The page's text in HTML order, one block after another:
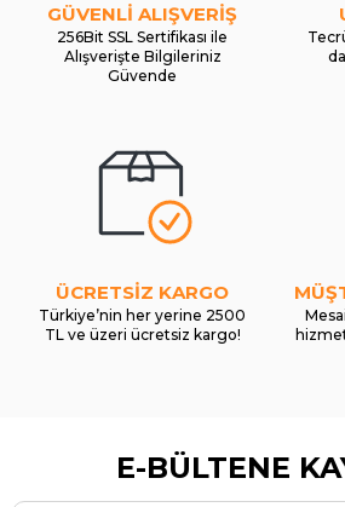
GÜVENLİ ALIŞVERİŞ
256Bit SSL Sertifikası ile
Alışverişte Bilgileriniz
Güvende
ÜCRETSİZ KARGO
Türkiye’nin her yerine 2500
TL ve üzeri ücretsiz kargo!
E-BÜLTENE